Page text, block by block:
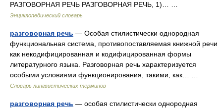
РАЗГОВОРНАЯ РЕЧЬ РАЗГОВОРНАЯ РЕЧЬ, 1)… …
Энциклопедический словарь
разговорная речь — Особая стилистически однородная
функциональная система, противопоставляемая книжной речи
как некодифицированная и кодифицированная формы
литературного языка. Разговорная речь характеризуется
особыми условиями функционирования, такими, как… …
Словарь лингвистических терминов
разговорная речь — особая стилистически однородная